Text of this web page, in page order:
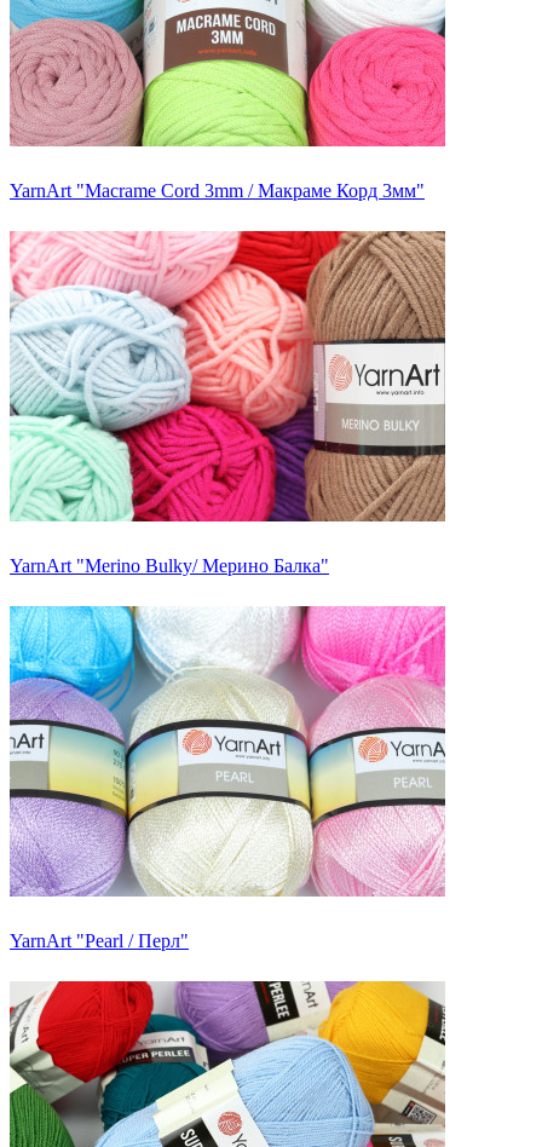
YarnArt "Macrame Cord 3mm / Макраме Корд 3мм"
YarnArt "Merino Bulky/ Мерино Балка"
YarnArt "Pearl / Перл"